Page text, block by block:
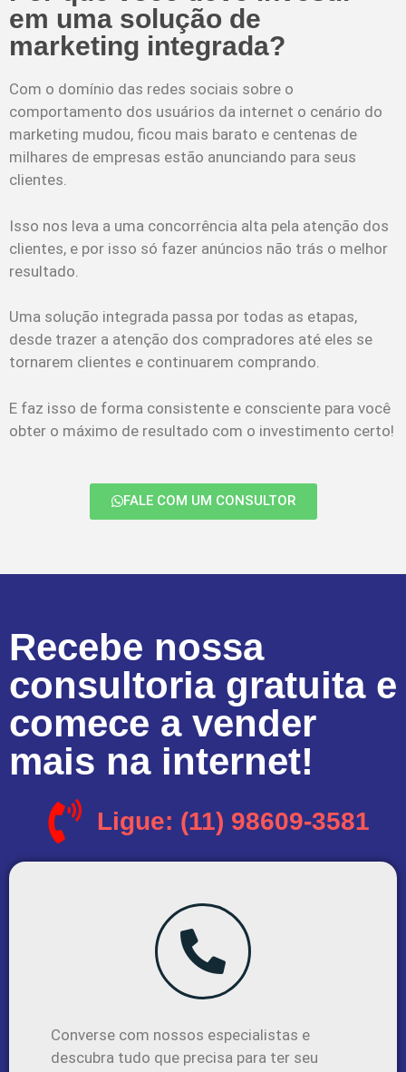
em uma solução de
marketing integrada?
Com o domínio das redes sociais sobre o
comportamento dos usuários da internet o cenário do
marketing mudou, ficou mais barato e centenas de
milhares de empresas estão anunciando para seus
clientes.
Isso nos leva a uma concorrência alta pela atenção dos
clientes, e por isso só fazer anúncios não trás o melhor
resultado.
Uma solução integrada passa por todas as etapas,
desde trazer a atenção dos compradores até eles se
tornarem clientes e continuarem comprando.
E faz isso de forma consistente e consciente para você
obter o máximo de resultado com o investimento certo!
FALE COM UM CONSULTOR
Recebe nossa
consultoria gratuita e
comece a vender
mais na internet!
Ligue: (11) 98609-3581
Converse com nossos especialistas e
descubra tudo que precisa para ter seu